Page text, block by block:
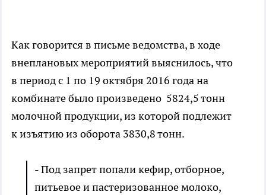
Как говорится в письме ведомства, в ходе
внеплановых мероприятий выяснилось, что
в период с 1 по 19 октября 2016 года на
комбинате было произведено 5824,5 тонн
молочной продукции, из которой подлежит
к изъятию из оборота 3830,8 тонн.
- Под запрет попали кефир, отборное,
питьевое и пастеризованное молоко,